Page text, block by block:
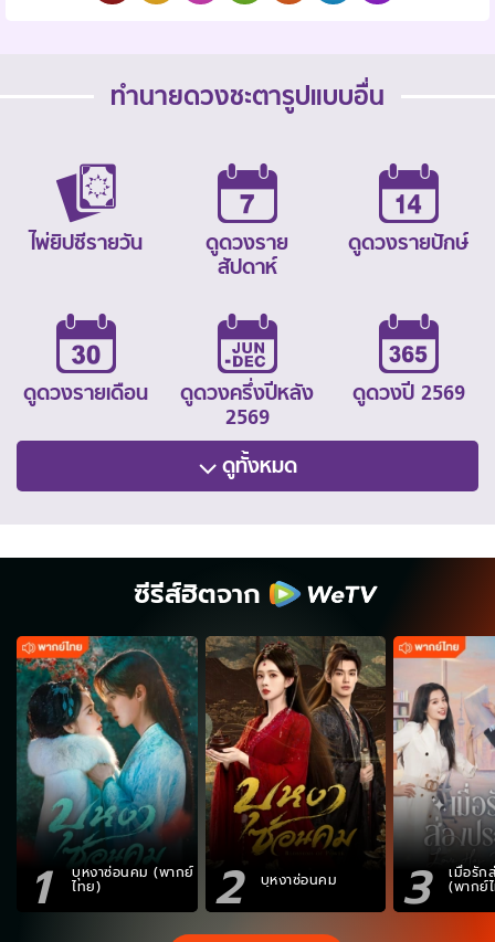
ทำนายดวงชะตารูปแบบอื่น
ไพ่ยิปซีรายวัน
ดูดวงราย
สัปดาห์
ดูดวงรายปักษ์
ดูดวงรายเดือน
ดูดวงครึ่งปีหลัง
2569
ดูดวงปี 2569
ดูทั้งหมด
ซีรีส์ฮิตจาก
1 บุหงาซ่อนคม (พากย์
ไทย) 2 บุหงาซ่อนคม 3 เมื่อรัก
(พากย์